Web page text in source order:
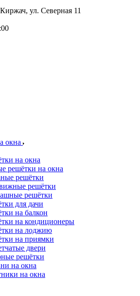
ул. Северная 11
окна
на окна
решётки на окна
решётки
решётки
решётки
для дачи
на балкон
на кондиционеры
на лоджию
на приямки
двери
решётки
на окна
на окна